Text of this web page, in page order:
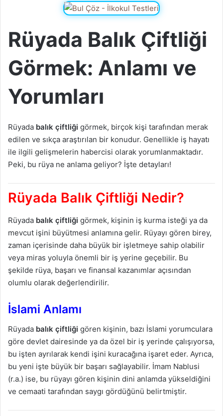
Rüyada Balık Çiftliği
Görmek: Anlamı ve
Yorumları
Rüyada balık çiftliği görmek, birçok kişi tarafından merak
edilen ve sıkça araştırılan bir konudur. Genellikle iş hayatı
ile ilgili gelişmelerin habercisi olarak yorumlanmaktadır.
Peki, bu rüya ne anlama geliyor? İşte detayları!
Rüyada Balık Çiftliği Nedir?
Rüyada balık çiftliği görmek, kişinin iş kurma isteği ya da
mevcut işini büyütmesi anlamına gelir. Rüyayı gören birey,
zaman içerisinde daha büyük bir işletmeye sahip olabilir
veya miras yoluyla önemli bir iş yerine geçebilir. Bu
şekilde rüya, başarı ve finansal kazanımlar açısından
olumlu olarak değerlendirilir.
İslami Anlamı
Rüyada balık çiftliği gören kişinin, bazı İslami yorumculara
göre devlet dairesinde ya da özel bir iş yerinde çalışıyorsa,
bu işten ayrılarak kendi işini kuracağına işaret eder. Ayrıca,
bu yeni işte büyük bir başarı sağlayabilir. İmam Nablusi
(r.a.) ise, bu rüyayı gören kişinin dini anlamda yükseldiğini
ve cemaati tarafından saygı gördüğünü belirtmiştir.